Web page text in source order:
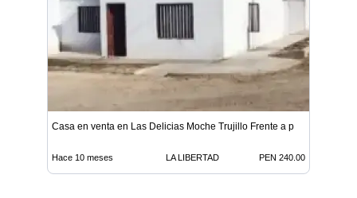
Casa en venta en Las Delicias Moche Trujillo Frente a p
Hace 10 meses LA LIBERTAD PEN 240.00